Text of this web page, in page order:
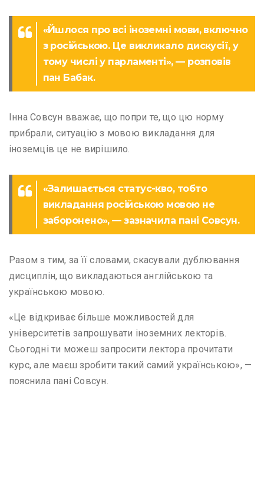
«Йшлося про всі іноземні мови, включно
з російською. Це викликало дискусії, у
тому числі у парламенті», — розповів
пан Бабак.
Інна Совсун вважає, що попри те, що цю норму
прибрали, ситуацію з мовою викладання для
іноземців це не вирішило.
«Залишається статус-кво, тобто
викладання російською мовою не
заборонено», — зазначила пані Совсун.
Разом з тим, за її словами, скасували дублювання
дисциплін, що викладаються англійською та
українською мовою.
«Це відкриває більше можливостей для
університетів запрошувати іноземних лекторів.
Сьогодні ти можеш запросити лектора прочитати
курс, але маєш зробити такий самий українською», —
пояснила пані Совсун.